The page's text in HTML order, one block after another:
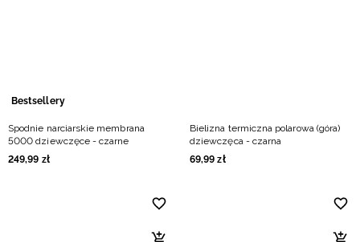
Bestsellery
Spodnie narciarskie membrana
5000 dziewczęce - czarne
249,99 zł
Bielizna termiczna polarowa (góra)
dziewczęca - czarna
69,99 zł